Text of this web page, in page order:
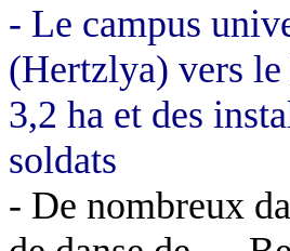
- Le campus
(Hertzlya) vers
3,2 ha et des
soldats
- De nombreux